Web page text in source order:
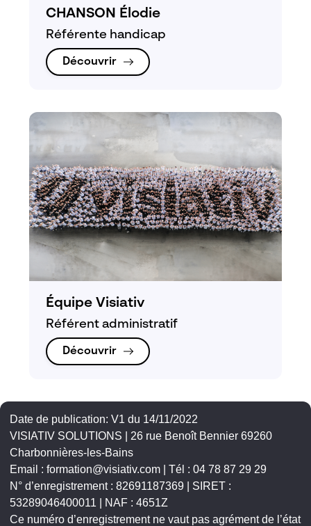
CHANSON Élodie
Référente handicap
Découvrir
Équipe Visiativ
Référent administratif
Découvrir
Date de publication: V1 du 14/11/2022
VISIATIV SOLUTIONS | 26 rue Benoît Bennier 69260
Charbonnières-les-Bains
Email : formation@visiativ.com | Tél : 04 78 87 29 29
N° d’enregistrement : 82691187369 | SIRET :
53289046400011 | NAF : 4651Z
Ce numéro d’enregistrement ne vaut pas agrément de l’état